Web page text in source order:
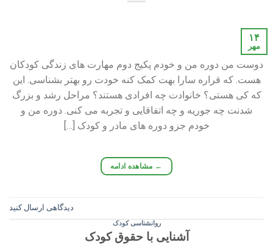
۱۴
مهر
دوست من دوره من و خودم پکیج دوم مهارت های زندگی کودکان
هست. که قراره سارا بهت کمک کنه خودت رو بهتر بشناسی. این
که کی هستی؟ خانوادت چه افرادی هستند؟ مراحل رشد و بزرگ
شدنت چه جوریه و چه اتفاقایی و تجربه می کنی. دوره من و
خودم جزو دوره های مادر و کودک […]
← مشاهده ادامه
دیدگاهی ارسال کنید
روانشناسی کودک
آشنایی با حقوق کودک